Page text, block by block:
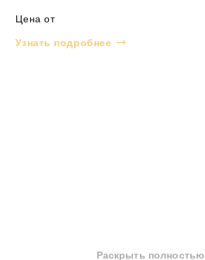
Цена от
Узнать подробнее
Раскрыть полностью